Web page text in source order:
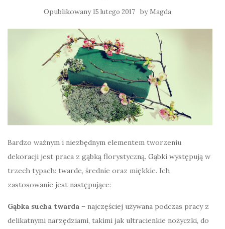
Opublikowany15 lutego 2017 by Magda
Bardzo ważnym i niezbędnym elementem tworzeniu
dekoracji jest praca z gąbką florystyczną. Gąbki występują w
trzech typach: twarde, średnie oraz miękkie. Ich
zastosowanie jest następujące:
Gąbka sucha twarda – najczęściej używana podczas pracy z
delikatnymi narzędziami, takimi jak ultracienkie nożyczki, do